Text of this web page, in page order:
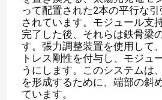
って配置された2本の平行な
されています。モジュール支
完了した後、それらは鉄骨梁
す。張力調整装置を使用して
トレス剛性を付与し、モジュ
うにします。このシステムは
を形成するために、端部の斜
ています。